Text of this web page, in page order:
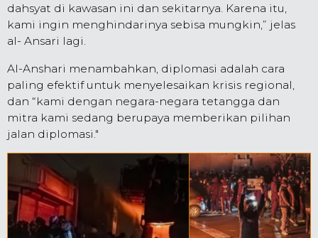
dahsyat di kawasan ini dan sekitarnya. Karena itu,
kami ingin menghindarinya sebisa mungkin,” jelas
al- Ansari lagi.
Al-Anshari menambahkan, diplomasi adalah cara
paling efektif untuk menyelesaikan krisis regional,
dan “kami dengan negara-negara tetangga dan
mitra kami sedang berupaya memberikan pilihan
jalan diplomasi."